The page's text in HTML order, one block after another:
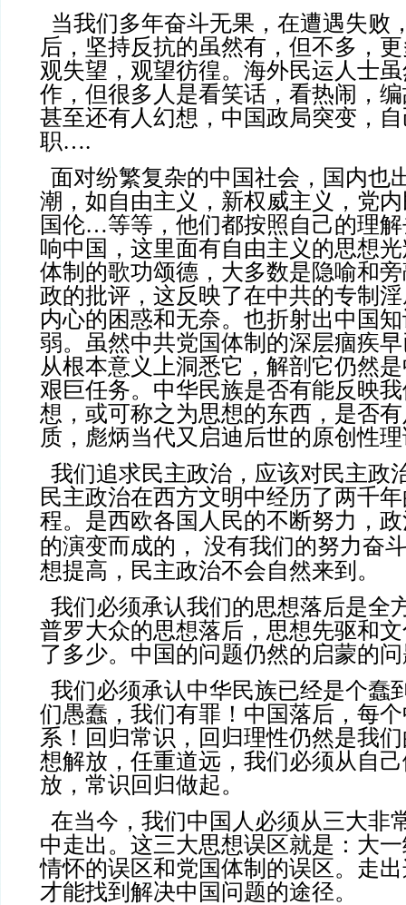
当我们多年奋斗无果，在遭遇失败
后，坚持反抗的虽然有，但不多，
观失望，观望彷徨。海外民运人士
作，但很多人是看笑话，看热闹，
甚至还有人幻想，中国政局突变，
职….
面对纷繁复杂的中国社会，国内也
潮，如自由主义，新权威主义，党
国伦…等等，他们都按照自己的理
响中国，这里面有自由主义的思想
体制的歌功颂德，大多数是隐喻和
政的批评，这反映了在中共的专制
内心的困惑和无奈。也折射出中国
弱。虽然中共党国体制的深层痼疾
从根本意义上洞悉它，解剖它仍然
艰巨任务。中华民族是否有能反映
想，或可称之为思想的东西，是否
质，彪炳当代又启迪后世的原创性
我们追求民主政治，应该对民主政
民主政治在西方文明中经历了两千
程。是西欧各国人民的不断努力，
的演变而成的，
没有我们的努力奋
想提高，民主政治不会自然来到。
我们必须承认我们的思想落后是全
普罗大众的思想落后，思想先驱和
了多少。中国的问题仍然的启蒙的
我们必须承认中华民族已经是个蠢
们愚蠢，我们有罪！中国落后，每
系！回归常识，回归理性仍然是我
想解放，任重道远，我们必须从自
放，常识回归做起。
在当今，我们中国人必须从三大非
中走出。这三大思想误区就是：大
情怀的误区和党国体制的误区。走
才能找到解决中国问题的途径。